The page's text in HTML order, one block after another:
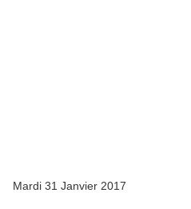
Mardi 31 Janvier 2017